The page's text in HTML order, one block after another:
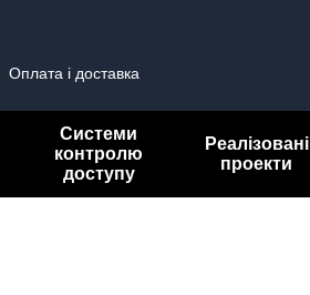
Оплата і доставка
Системи
контролю
доступу
Реалізовані
проекти